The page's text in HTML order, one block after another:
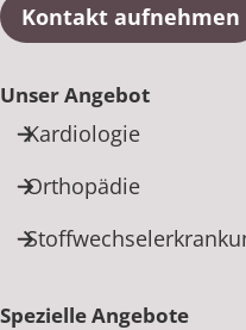
Kontakt aufnehmen
Unser Angebot
Kardiologie
Orthopädie
Spezielle Angebote